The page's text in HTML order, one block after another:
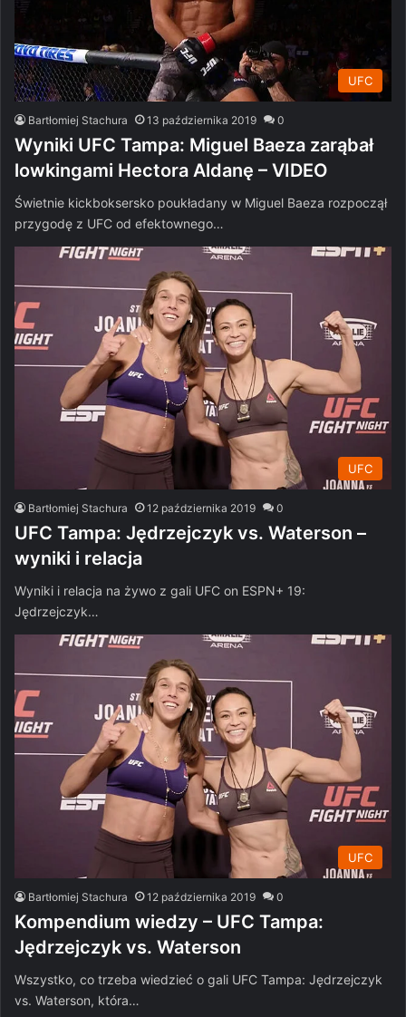
UFC
Bartłomiej Stachura 13 października 2019 0
Wyniki UFC Tampa: Miguel Baeza zarąbał
lowkingami Hectora Aldanę – VIDEO
Świetnie kickboksersko poukładany w Miguel Baeza rozpoczął
przygodę z UFC od efektownego…
UFC
Bartłomiej Stachura 12 października 2019 0
UFC Tampa: Jędrzejczyk vs. Waterson –
wyniki i relacja
Wyniki i relacja na żywo z gali UFC on ESPN+ 19:
Jędrzejczyk…
UFC
Bartłomiej Stachura 12 października 2019 0
Kompendium wiedzy – UFC Tampa:
Jędrzejczyk vs. Waterson
Wszystko, co trzeba wiedzieć o gali UFC Tampa: Jędrzejczyk
vs. Waterson, która…